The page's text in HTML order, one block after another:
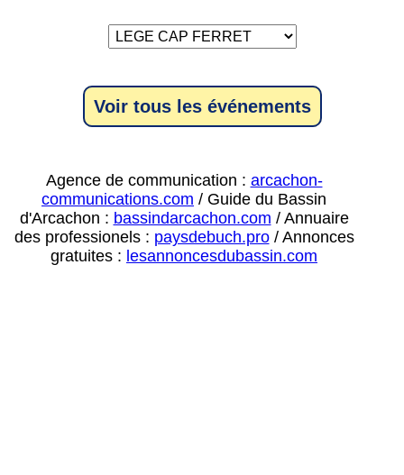
Voir tous les événements
Agence de communication : arcachon-
communications.com / Guide du Bassin
d'Arcachon : bassindarcachon.com / Annuaire
des professionels : paysdebuch.pro/ Annonces
gratuites : lesannoncesdubassin.com